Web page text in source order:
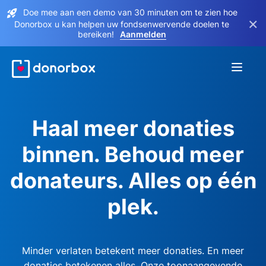
Doe mee aan een demo van 30 minuten om te zien hoe
Donorbox u kan helpen uw fondsenwervende doelen te
bereiken!
Aanmelden
×
Haal meer donaties
binnen. Behoud meer
donateurs. Alles op één
plek.
Minder verlaten betekent meer donaties. En meer